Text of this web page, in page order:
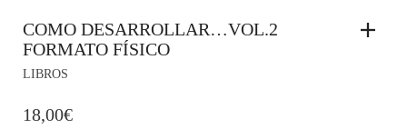
COMO DESARROLLAR…VOL.2
FORMATO FÍSICO
LIBROS
18,00€